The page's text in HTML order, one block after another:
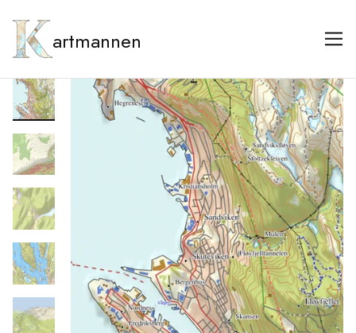
artmannen